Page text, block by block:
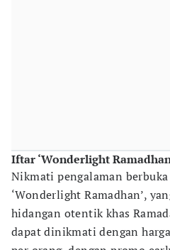
Iftar ‘Wonderlight
Nikmati pengalaman
‘Wonderlight Ramadhan’,
hidangan otentik khas
dapat dinikmati dengan